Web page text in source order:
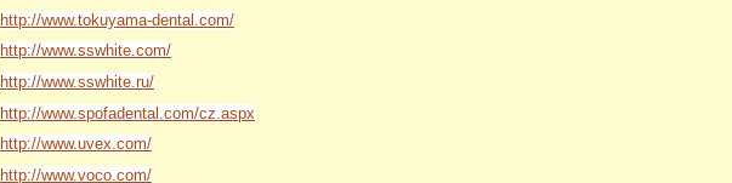
http://www.tokuyama-dental.com/
http://www.sswhite.com/
http://www.sswhite.ru/
http://www.spofadental.com/cz.aspx
http://www.uvex.com/
http://www.voco.com/